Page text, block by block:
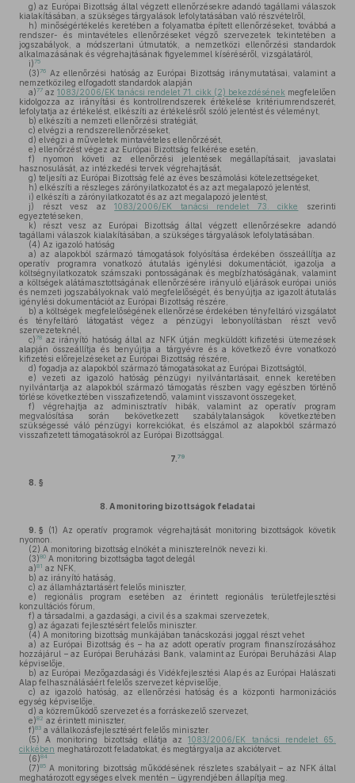
g) az Európai Bizottság által végzett ellenőrzésekre adandó tagállami válaszok
kialakításában, a szükséges tárgyalások lefolytatásában való részvételről,
h) minőségértékelés keretében a folyamatba épített ellenőrzéseket, továbbá a
rendszer- és mintavételes ellenőrzéseket végző szervezetek tekintetében a
jogszabályok, a módszertani útmutatók, a nemzetközi ellenőrzési standardok
alkalmazásának és végrehajtásának figyelemmel kíséréséről, vizsgálatáról,
i)75
(3)76 Az ellenőrzési hatóság az Európai Bizottság iránymutatásai, valamint a
nemzetközileg elfogadott standardok alapján
a)77 az1083/2006/EK tanácsi rendelet 71. cikk (2) bekezdésének megfelelően
kidolgozza az irányítási és kontrollrendszerek értékelése kritériumrendszerét,
lefolytatja az értékelést, elkészíti az értékelésről szóló jelentést és véleményt,
b) elkészíti a nemzeti ellenőrzési stratégiát,
c) elvégzi a rendszerellenőrzéseket,
d) elvégzi a műveletek mintavételes ellenőrzését,
e) ellenőrzést végez az Európai Bizottság felkérése esetén,
f) nyomon követi az ellenőrzési jelentések megállapításait, javaslatai
hasznosulását, az intézkedési tervek végrehajtását,
g) teljesíti az Európai Bizottság felé az éves beszámolási kötelezettségeket,
h) elkészíti a részleges zárónyilatkozatot és az azt megalapozó jelentést,
i) elkészíti a zárónyilatkozatot és az azt megalapozó jelentést,
j) részt vesz az1083/2006/EK tanácsi rendelet 73. cikke
szerinti
egyeztetéseken,
k) részt vesz az Európai Bizottság által végzett ellenőrzésekre adandó
tagállami válaszok kialakításában, a szükséges tárgyalások lefolytatásában.
(4) Az igazoló hatóság
a) az alapokból származó támogatások folyósítása érdekében összeállítja az
operatív programra vonatkozó átutalás igénylési dokumentációt, igazolja a
költségnyilatkozatok számszaki pontosságának és megbízhatóságának, valamint
a költségek alátámasztottságának ellenőrzésére irányuló eljárások európai uniós
és nemzeti jogszabályoknak való megfelelőségét, és benyújtja az igazolt átutalás
igénylési dokumentációt az Európai Bizottság részére,
b) a költségek megfelelőségének ellenőrzése érdekében tényfeltáró vizsgálatot
és tényfeltáró látogatást végez a pénzügyi lebonyolításban részt vevő
szervezeteknél,
c)78 az irányító hatóság által az NFK útján megküldött kifizetési ütemezések
alapján összeállítja és benyújtja a tárgyévre és a következő évre vonatkozó
kifizetési előrejelzéseket az Európai Bizottság részére,
d) fogadja az alapokból származó támogatásokat az Európai Bizottságtól,
e) vezeti az igazoló hatóság pénzügyi nyilvántartásait, ennek keretében
nyilvántartja az alapokból származó támogatás részben vagy egészben történő
törlése következtében visszafizetendő, valamint visszavont összegeket,
f) végrehajtja az adminisztratív hibák, valamint az operatív program
megvalósítása során bekövetkezett szabálytalanságok következtében
szükségessé váló pénzügyi korrekciókat, és elszámol az alapokból származó
visszafizetett támogatásokról az Európai Bizottsággal.
7. 79
8. §
8. A monitoring bizottságok feladatai
9. § (1) Az operatív programok végrehajtását monitoring bizottságok követik
nyomon.
(2) A monitoring bizottság elnökét a miniszterelnök nevezi ki.
(3)80 A monitoring bizottságba tagot delegál
a)81 az NFK,
b) az irányító hatáság,
c) az államháztartásért felelős miniszter,
e) regionális program esetében az érintett regionális területfejlesztési
konzultációs fórum,
f) a társadalmi, a gazdasági, a civil és a szakmai szervezetek,
g) az ágazati fejlesztésért felelős miniszter.
(4) A monitoring bizottság munkájában tanácskozási joggal részt vehet
a) az Európai Bizottság és – ha az adott operatív program finanszírozásához
hozzájárul – az Európai Beruházási Bank, valamint az Európai Beruházási Alap
képviselője,
b) az Európai Mezőgazdasági és Vidékfejlesztési Alap és az Európai Halászati
Alap felhasználásáért felelős szervezet képviselője,
c) az igazoló hatóság, az ellenőrzési hatóság és a központi harmonizációs
egység képviselője,
d) a közreműködő szervezet és a forráskezelő szervezet,
e)82 az érintett miniszter,
f)83 a vállalkozásfejlesztésért felelős miniszter.
(5) A monitoring bizottság ellátja az1083/2006/EK tanácsi rendelet 65.
cikkében meghatározott feladatokat, és megtárgyalja az akciótervet.
(6)84
(7)85 A monitoring bizottság működésének részletes szabályait – az NFK által
meghatározott egységes elvek mentén – ügyrendjében állapítja meg.